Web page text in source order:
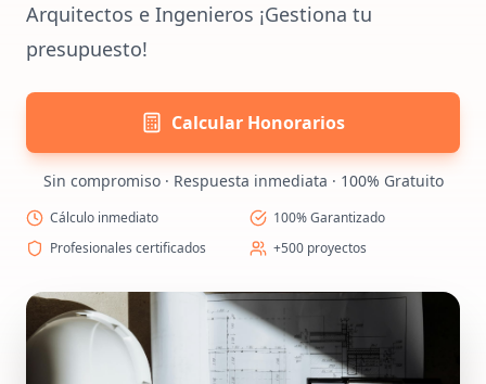
Arquitectos e Ingenieros ¡Gestiona tu
presupuesto!
Calcular Honorarios
Sin compromiso · Respuesta inmediata · 100% Gratuito
Cálculo inmediato
100% Garantizado
Profesionales certificados
+500 proyectos